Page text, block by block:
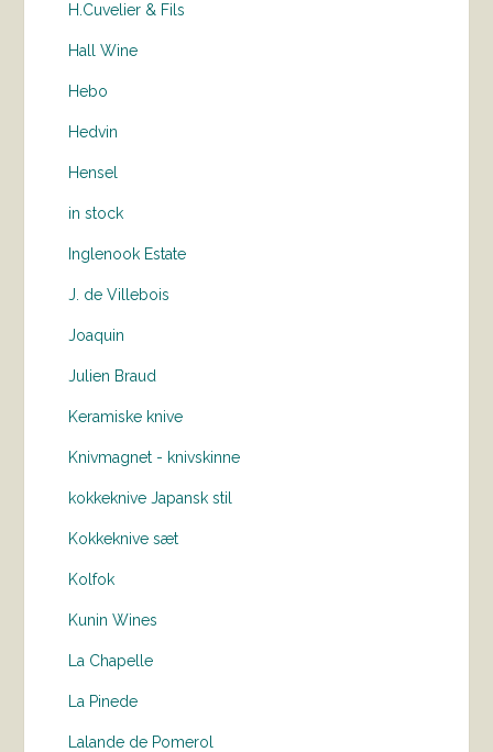
H.Cuvelier & Fils
Hall Wine
Hebo
Hedvin
Hensel
in stock
Inglenook Estate
J. de Villebois
Joaquin
Julien Braud
Keramiske knive
Knivmagnet - knivskinne
kokkeknive Japansk stil
Kokkeknive sæt
Kolfok
Kunin Wines
La Chapelle
La Pinede
Lalande de Pomerol